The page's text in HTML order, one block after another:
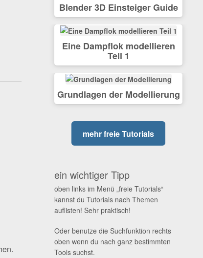
Blender 3D Einsteiger Guide
Eine Dampflok modellieren
Teil 1
Grundlagen der Modellierung
mehr freie Tutorials
ein wichtiger Tipp
oben links im Menü „freie Tutorials“
kannst du Tutorials nach Themen
auflisten! Sehr praktisch!
Oder benutze die Suchfunktion rechts
oben wenn du nach ganz bestimmten
Tools suchst.